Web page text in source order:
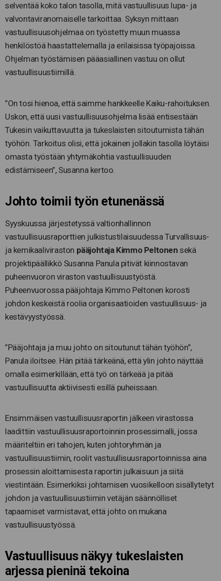
selventää koko talon tasolla, mitä vastuullisuus lupa- ja
valvontaviranomaiselle tarkoittaa. Syksyn mittaan
vastuullisuusohjelmaa on työstetty muun muassa
henkilöstöä haastattelemalla ja erilaisissa työpajoissa.
Ohjelman työstämisen pääasiallinen vastuu on ollut
vastuullisuustiimillä.
”On tosi hienoa, että saimme hankkeelle Kaiku-rahoituksen.
Uskon, että uusi vastuullisuusohjelma lisää entisestään
Tukesin vaikuttavuutta ja tukeslaisten sitoutumista tähän
työhön. Tarkoitus olisi, että jokainen jollakin tasolla löytäisi
omasta työstään yhtymäkohtia vastuullisuuden
edistämiseen”, Susanna kertoo.
Johto toimii työn etunenässä
Syyskuussa järjestetyssä valtionhallinnon
vastuullisuusraporttien julkistustilaisuudessa Turvallisuus-
ja kemikaaliviraston pääjohtaja Kimmo Peltonen sekä
projektipäällikkö Susanna Panula pitivät kiinnostavan
puheenvuoron viraston vastuullisuustyöstä.
Puheenvuorossa pääjohtaja Kimmo Peltonen korosti
johdon keskeistä roolia organisaatioiden vastuullisuus- ja
kestävyystyössä.
”Pääjohtaja ja muu johto on sitoutunut tähän työhön”,
Panula iloitsee. Hän pitää tärkeänä, että ylin johto näyttää
omalla esimerkillään, että työ on tärkeää ja pitää
vastuullisuutta aktiivisesti esillä puheissaan.
Ensimmäisen vastuullisuusraportin jälkeen virastossa
laadittiin vastuullisuusraportoinnin prosessimalli, jossa
määriteltiin eri tahojen, kuten johtoryhmän ja
vastuullisuustiimin, roolit vastuullisuusraportoinnissa aina
prosessin aloittamisesta raportin julkaisuun ja siitä
viestintään. Esimerkiksi johtamisen vuosikelloon sisällytetyt
johdon ja vastuullisuustiimin vetäjän säännölliset
tapaamiset varmistavat, että johto on mukana
vastuullisuustyössä.
Vastuullisuus näkyy tukeslaisten
arjessa pieninä tekoina